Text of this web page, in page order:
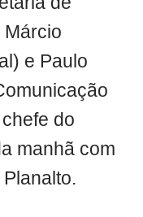
Márcio
e Paulo
do
manhã com